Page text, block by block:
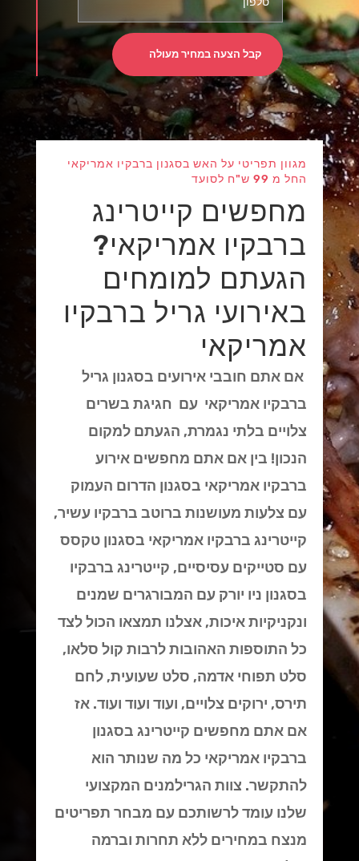
קבל הצעה במחיר מעולה
מגוון תפריטי על האש בסגנון ברבקיו אמריקאי
החל מ 99 ש"ח לסועד
מחפשים קייטרינג
ברבקיו אמריקאי?
הגעתם למומחים
באירועי גריל ברבקיו
אמריקאי
אם אתם חובבי אירועים בסגנון גריל
ברבקיו אמריקאי עם חגיגת בשרים
צלויים בלתי נגמרת, הגעתם למקום
הנכון! בין אם אתם מחפשים אירוע
ברבקיו אמריקאי בסגנון הדרום העמוק
עם צלעות מעושנות ברוטב ברבקיו עשיר,
קייטרינג ברבקיו אמריקאי בסגנון טקסס
עם סטייקים עסיסיים, קייטרינג ברבקיו
בסגנון ניו יורק עם המבורגרים שמנים
ונקניקיות איכות, אצלנו תמצאו הכול לצד
כל התוספות האהובות לרבות קול סלאו,
סלט תפוחי אדמה, סלט שעועית, לחם
תירס, ירוקים צלויים, ועוד ועוד ועוד. אז
אם אתם מחפשים קייטרינג בסגנון
ברבקיו אמריקאי כל מה שנותר הוא
להתקשר. צוות הגרילמנים המקצועי
שלנו עומד לרשותכם עם מבחר תפריטים
מנצח במחירים ללא תחרות וברמה